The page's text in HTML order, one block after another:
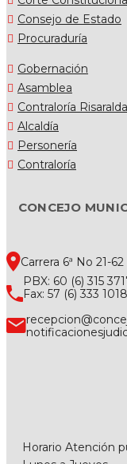
Consejo de Estado
Procuraduría
Gobernación
Asamblea
Contraloría Risaralda
Alcaldía
Personería
Contraloría
CONCEJO
Carrera 6ª No 21-
PBX: 60 (6) 315
Fax: 57 (6) 333 1018
Horario Atención